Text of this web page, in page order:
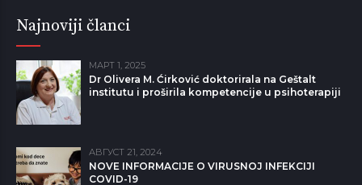
Najnoviji članci
МАРТ 1, 2025
Dr Olivera M. Ćirković doktorirala na Geštalt
institutu i proširila kompetencije u psihoterapiji
АВГУСТ 21, 2024
NOVE INFORMACIJE O VIRUSNOJ INFEKCIJI
COVID-19